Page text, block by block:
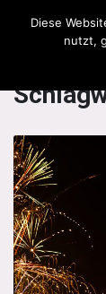
The
Diese
nutzt,